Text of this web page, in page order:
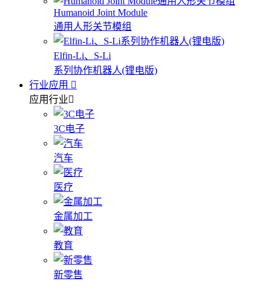
Humanoid Joint Module
通用人形关节模组
Elfin-Li、S-Li
系列协作机器人(锂电版)
行业应用
应用行业
3C电子
汽车
医疗
金属加工
教育
新零售